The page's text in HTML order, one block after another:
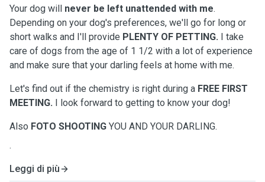
Your dog will never be left unattended with me.
Depending on your dog's preferences, we'll go for long or
short walks and I'll provide PLENTY OF PETTING. I take
care of dogs from the age of 1 1/2 with a lot of experience
and make sure that your darling feels at home with me.
Let's find out if the chemistry is right during a FREE FIRST
MEETING. I look forward to getting to know your dog!
Also FOTO SHOOTING YOU AND YOUR DARLING.
.
Leggi di più